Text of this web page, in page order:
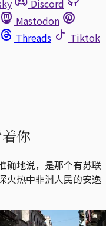
Discord
Mastodon
Threads
Tiktok
你
确地说，是那个有苏联
火热中非洲人民的安逸